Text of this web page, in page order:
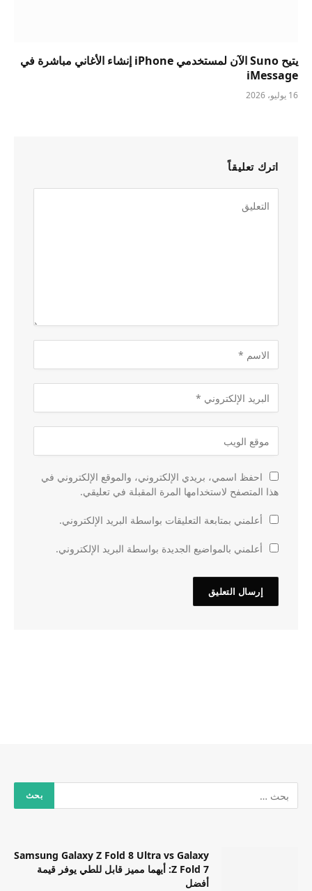
يتيح Suno الآن لمستخدمي iPhone إنشاء الأغاني مباشرة في
iMessage
16 يوليو، 2026
اترك تعليقاً
احفظ اسمي، بريدي الإلكتروني، والموقع الإلكتروني في
هذا المتصفح لاستخدامها المرة المقبلة في تعليقي.
أعلمني بمتابعة التعليقات بواسطة البريد الإلكتروني.
أعلمني بالمواضيع الجديدة بواسطة البريد الإلكتروني.
Samsung Galaxy Z Fold 8 Ultra vs Galaxy
Z Fold 7: أيهما مميز قابل للطي يوفر قيمة
أفضل